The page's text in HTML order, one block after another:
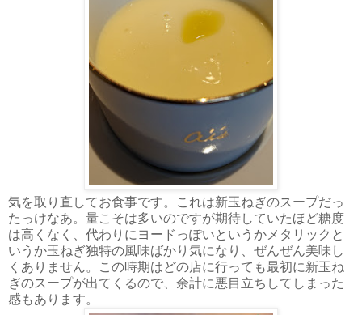
気を取り直してお食事です。これは新玉ねぎのスープだっ
たっけなあ。量こそは多いのですが期待していたほど糖度
は高くなく、代わりにヨードっぽいというかメタリックと
いうか玉ねぎ独特の風味ばかり気になり、ぜんぜん美味し
くありません。この時期はどの店に行っても最初に新玉ね
ぎのスープが出てくるので、余計に悪目立ちしてしまった
感もあります。